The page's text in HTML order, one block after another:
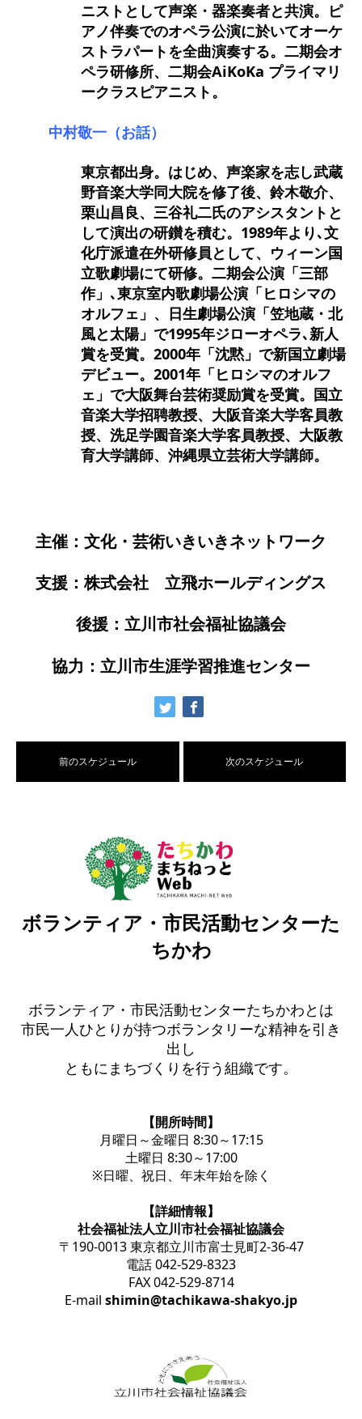
ニストとして声楽・器楽奏者と共演。ピ
アノ伴奏でのオペラ公演に於いてオーケ
ストラパートを全曲演奏する。二期会オ
ペラ研修所、二期会AiKoKa プライマリ
ークラスピアニスト。
中村敬一（お話）
東京都出身。はじめ、声楽家を志し武蔵
野音楽大学同大院を修了後、鈴木敬介、
栗山昌良、三谷礼二氏のアシスタントと
して演出の研鑚を積む。1989年より､文
化庁派遣在外研修員として、ウィーン国
立歌劇場にて研修。二期会公演「三部
作」､東京室内歌劇場公演「ヒロシマの
オルフェ」、日生劇場公演「笠地蔵・北
風と太陽」で1995年ジローオペラ､新人
賞を受賞。2000年「沈黙」で新国立劇場
デビュー。2001年「ヒロシマのオルフ
ェ」で大阪舞台芸術奨励賞を受賞。国立
音楽大学招聘教授、大阪音楽大学客員教
授、洗足学園音楽大学客員教授、大阪教
育大学講師、沖縄県立芸術大学講師。
主催：文化・芸術いきいきネットワーク
支援：株式会社 立飛ホールディングス
後援：立川市社会福祉協議会
協力：立川市生涯学習推進センター
前のスケジュール 次のスケジュール
ボランティア・市民活動センターた
ちかわ
ボランティア・市民活動センターたちかわとは
市民一人ひとりが持つボランタリーな精神を引き
出し
ともにまちづくりを行う組織です。
【開所時間】
月曜日～金曜日 8:30～17:15
土曜日 8:30～17:00
※日曜、祝日、年末年始を除く
【詳細情報】
社会福祉法人立川市社会福祉協議会
〒190-0013 東京都立川市富士見町2-36-47
電話 042-529-8323
FAX 042-529-8714
E-mail shimin@tachikawa-shakyo.jp